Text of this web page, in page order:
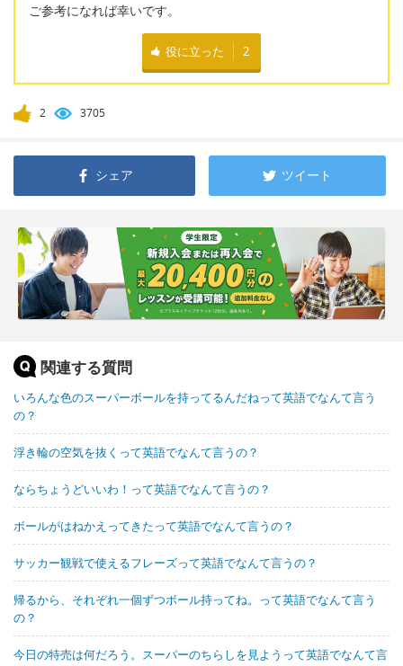
ご参考になれば幸いです。
役に立った 2
2 3705
シェア ツイート
関連する質問
いろんな色のスーパーボールを持ってるんだねって英語でなんて言う
の？
浮き輪の空気を抜くって英語でなんて言うの？
ならちょうどいいわ！って英語でなんて言うの？
ボールがはねかえってきたって英語でなんて言うの？
サッカー観戦で使えるフレーズって英語でなんて言うの？
帰るから、それぞれ一個ずつボール持ってね。って英語でなんて言う
の？
今日の特売は何だろう。スーパーのちらしを見ようって英語でなんて言